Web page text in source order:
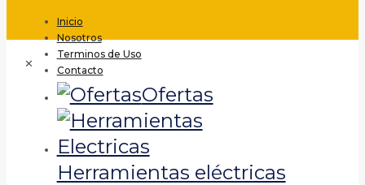
Inicio
Nosotros
Terminos de Uso
Contacto
✕
Ofertas
Herramientas eléctricas